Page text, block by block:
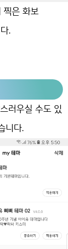
찍은 화보
.
러우실 수도 있
니다.